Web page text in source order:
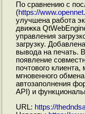
По сравнению с
(https://
улучшена работа
движка
управления
загрузку.
вывода на печать.
появление
почтового
мгновенного
автозаполнения
API) и
URL: https://